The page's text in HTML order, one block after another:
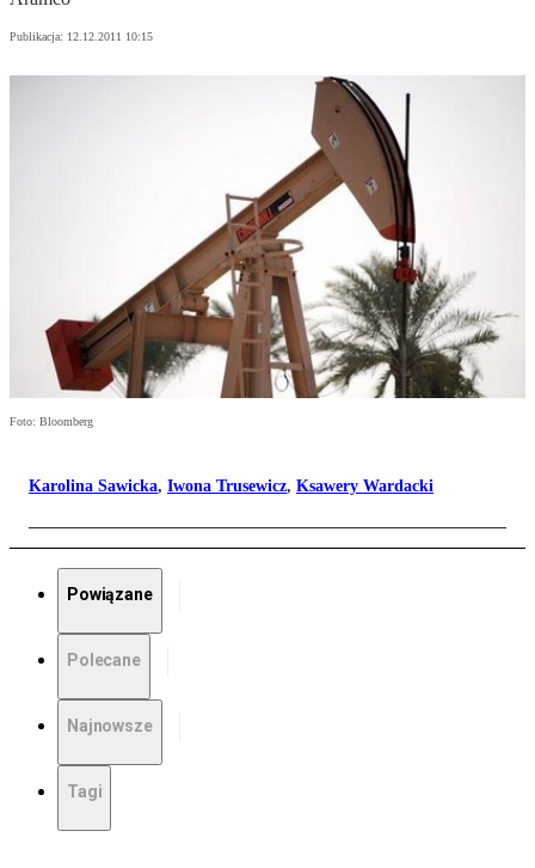
Publikacja: 12.12.2011 10:15
Foto: Bloomberg
Karolina Sawicka, Iwona Trusewicz, Ksawery Wardacki
Powiązane
Polecane
Najnowsze
Tagi